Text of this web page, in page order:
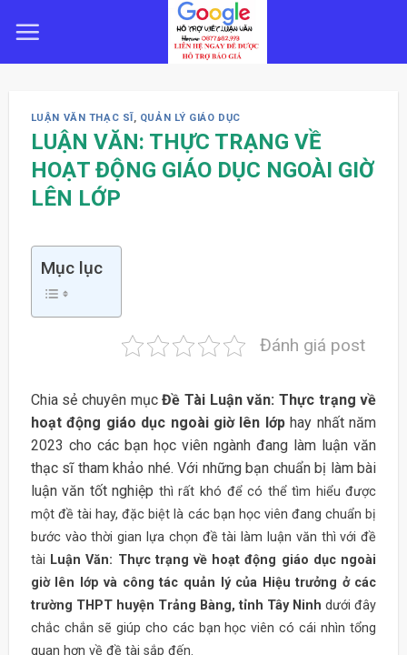
LUẬN VĂN THẠC SĨ , QUẢN LÝ GIÁO DỤC
LUẬN VĂN: THỰC TRẠNG VỀ
HOẠT ĐỘNG GIÁO DỤC NGOÀI GIỜ
LÊN LỚP
Mục lục
Đánh giá post
Chia sẻ chuyên mụcĐề Tài Luận văn: Thực trạng về
hoạt động giáo dục ngoài giờ lên lớphay nhất năm
2023 cho các bạn học viên ngành đang làm luận văn
thạc sĩ tham khảo nhé. Với những bạn chuẩn bị làm bài
luận văn tốt nghiệp thì rất khó để có thể tìm hiểu được
một đề tài hay, đặc biệt là các bạn học viên đang chuẩn bị
bước vào thời gian lựa chọn đề tài làm luận văn thì với đề
tài Luận Văn: Thực trạng về hoạt động giáo dục ngoài
giờ lên lớp và công tác quản lý của Hiệu trưởng ở các
trường THPT huyện Trảng Bàng, tỉnh Tây Ninhdưới đây
chắc chắn sẽ giúp cho các bạn học viên có cái nhìn tổng
quan hơn về đề tài sắp đến.